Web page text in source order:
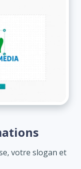
votre slogan et